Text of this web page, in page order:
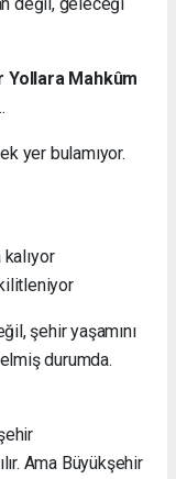
Mahkûm
yer bulamıyor.
şehir yaşamını
durumda.
Ama Büyükşehir